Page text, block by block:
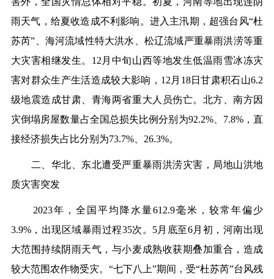
雨天气，给夏收造成不利影响。进入主汛期，超强台风“杜
苏芮”、海河流域性特大洪水、松辽流域严重暴雨洪涝等重
大灾害相继发生。12月中旬山西等地发生低温雨雪冰冻灾
害对群众生产生活造成较大影响，12月18日甘肃积石山6.2
级地震造成甘肃、青海两省重大人员伤亡。北方、南方因
灾倒塌房屋数量占全国总损失比例分别为92.2%、7.8%，直
接经济损失占比分别为73.7%、26.3%。
二、华北、东北遭受严重暴雨洪涝灾害，局地山洪地
质灾害突发
2023年，全国平均降水量612.9毫米，较常年偏少
3.9%，出现区域暴雨过程35次。5月底至6月初，河南出现
大范围持续阴雨天气，与小麦成熟收获期叠加重合，造成
较大范围农作物受灾。“七下八上”期间，受“杜苏芮”台风残